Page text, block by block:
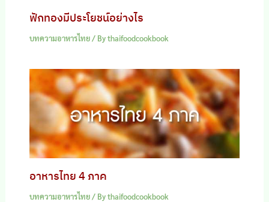
ฟักทองมีประโยชน์อย่างไร
บทความอาหารไทย/ Bythaifoodcookbook
อาหารไทย 4 ภาค
บทความอาหารไทย/ Bythaifoodcookbook